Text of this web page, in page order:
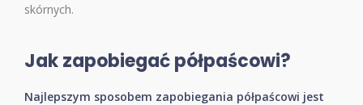
skórnych.
Jak zapobiegać półpaścowi?
Najlepszym sposobem zapobiegania półpaścowi jest